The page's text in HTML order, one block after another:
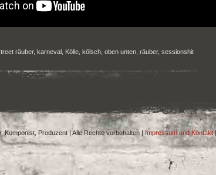
räuber, karneval Kölle, kölsch, oben unten, räuber, sessionshit
Produzent | Alle Rechte vorbehalten | Impressum und Kontakt|